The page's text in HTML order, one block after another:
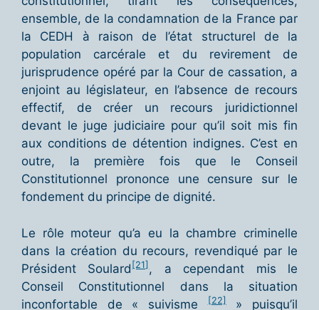
ensemble, de la condamnation de la France par
la CEDH à raison de l’état structurel de la
population carcérale et du revirement de
jurisprudence opéré par la Cour de cassation, a
enjoint au législateur, en l’absence de recours
effectif, de créer un recours juridictionnel
devant le juge judiciaire pour qu’il soit mis fin
aux conditions de détention indignes. C’est en
outre, la première fois que le Conseil
Constitutionnel prononce une censure sur le
fondement du principe de dignité.
Le rôle moteur qu’a eu la chambre criminelle
dans la création du recours, revendiqué par le
Président Soulard[21], a cependant mis le
Conseil Constitutionnel dans la situation
inconfortable de « suivisme[22]» puisqu’il